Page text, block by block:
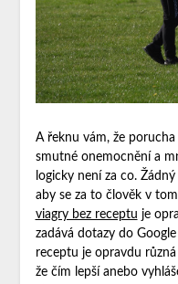
A řeknu vám, že
smutné onemocnění a
logicky není za co.
aby se za to člověk v
viagry bez receptu je
zadává dotazy do
receptu je opravdu
že čím lepší anebo